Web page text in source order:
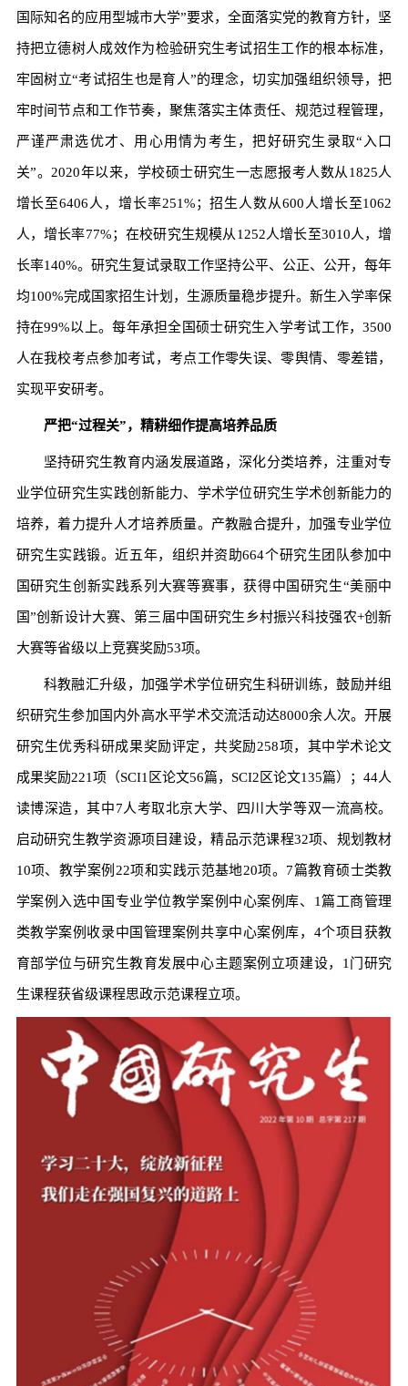
国际知名的应用型城市大学”要求，全面落实党的教育方针，坚
持把立德树人成效作为检验研究生考试招生工作的根本标准，
牢固树立“考试招生也是育人”的理念，切实加强组织领导，把
牢时间节点和工作节奏，聚焦落实主体责任、规范过程管理，
严谨严肃选优才、用心用情为考生，把好研究生录取“入口
关”。2020年以来，学校硕士研究生一志愿报考人数从1825人
增长至6406人，增长率251%；招生人数从600人增长至1062
人，增长率77%；在校研究生规模从1252人增长至3010人，增
长率140%。研究生复试录取工作坚持公平、公正、公开，每年
均100%完成国家招生计划，生源质量稳步提升。新生入学率保
持在99%以上。每年承担全国硕士研究生入学考试工作，3500
人在我校考点参加考试，考点工作零失误、零舆情、零差错，
实现平安研考。
严把“过程关”，精耕细作提高培养品质
坚持研究生教育内涵发展道路，深化分类培养，注重对专
业学位研究生实践创新能力、学术学位研究生学术创新能力的
培养，着力提升人才培养质量。产教融合提升，加强专业学位
研究生实践锻。近五年，组织并资助664个研究生团队参加中
国研究生创新实践系列大赛等赛事，获得中国研究生“美丽中
国”创新设计大赛、第三届中国研究生乡村振兴科技强农+创新
大赛等省级以上竞赛奖励53项。
科教融汇升级，加强学术学位研究生科研训练，鼓励并组
织研究生参加国内外高水平学术交流活动达8000余人次。开展
研究生优秀科研成果奖励评定，共奖励258项，其中学术论文
成果奖励221项（SCI1区论文56篇，SCI2区论文135篇）；44人
读博深造，其中7人考取北京大学、四川大学等双一流高校。
启动研究生教学资源项目建设，精品示范课程32项、规划教材
10项、教学案例22项和实践示范基地20项。7篇教育硕士类教
学案例入选中国专业学位教学案例中心案例库、1篇工商管理
类教学案例收录中国管理案例共享中心案例库，4个项目获教
育部学位与研究生教育发展中心主题案例立项建设，1门研究
生课程获省级课程思政示范课程立项。